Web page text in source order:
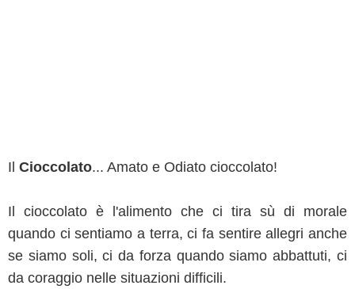
Il Cioccolato... Amato e Odiato cioccolato!
Il cioccolato è l'alimento che ci tira sù di morale
quando ci sentiamo a terra, ci fa sentire allegri anche
se siamo soli, ci da forza quando siamo abbattuti, ci
da coraggio nelle situazioni difficili.